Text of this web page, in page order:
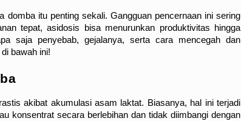
itu penting sekali. Gangguan pencernaan ini sering
tepat, asidosis bisa menurunkan produktivitas hingga
saja penyebab, gejalanya, serta cara mencegah dan
bawah ini!
akibat akumulasi asam laktat. Biasanya, hal ini terjadi
konsentrat secara berlebihan dan tidak diimbangi dengan